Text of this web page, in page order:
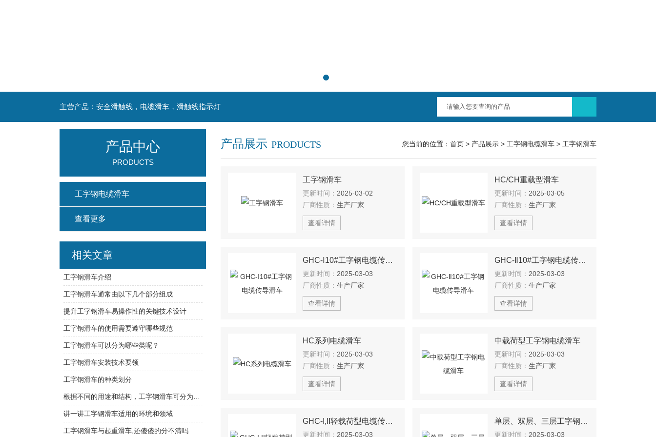
主营产品：安全滑触线，电缆滑车，滑触线指示灯
产品展示 PRODUCTS 您当前的位置： 首页 > 产品展示 > 工字钢电缆滑车 > 工字钢滑车
工字钢滑车
更新时间： 2025-03-02
厂商性质： 生产厂家
查看详情
HC/CH重载型滑车
更新时间： 2025-03-05
厂商性质： 生产厂家
查看详情
GHC-Ⅰ10#工字钢电缆传导滑车
更新时间： 2025-03-03
厂商性质： 生产厂家
查看详情
GHC-Ⅱ10#工字钢电缆传导滑车
更新时间： 2025-03-03
厂商性质： 生产厂家
查看详情
HC系列电缆滑车
更新时间： 2025-03-03
厂商性质： 生产厂家
查看详情
中载荷型工字钢电缆滑车
更新时间： 2025-03-03
厂商性质： 生产厂家
查看详情
GHC-I,II轻载荷型电缆传导滑车
更新时间： 2025-03-03
单层、双层、三层工字钢电缆传导滑车
更新时间： 2025-03-03
产品中心
PRODUCTS
工字钢电缆滑车
查看更多
相关文章
工字钢滑车介绍
工字钢滑车通常由以下几个部分组成
提升工字钢滑车易操作性的关键技术设计
工字钢滑车的使用需要遵守哪些规范
工字钢滑车可以分为哪些类呢？
工字钢滑车安装技术要领
工字钢滑车的种类划分
讲一讲工字钢滑车适用的环境和领域
工字钢滑车与起重滑车,还傻傻的分不清吗